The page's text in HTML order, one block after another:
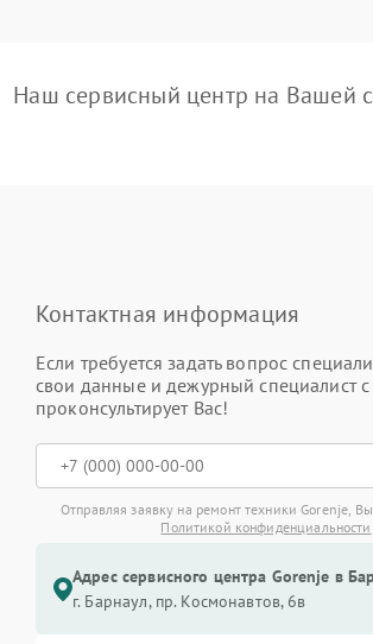
Наш сервисный центр на Вашей
Контактная информация
Если требуется задать вопрос
свои данные и дежурный специалист с
проконсультирует Вас!
Отправляя заявку на ремонт техники Gorenje,
Политикой конфиденциальности
Адрес сервисного центра Gorenje в
г. Барнаул, ​пр. Космонавтов, 6в